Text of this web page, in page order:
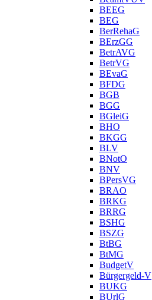
BEEG
BEG
BerRehaG
BErzGG
BetrAVG
BetrVG
BEvaG
BFDG
BGB
BGG
BGleiG
BHO
BKGG
BLV
BNotO
BNV
BPersVG
BRAO
BRKG
BRRG
BSHG
BSZG
BtBG
BtMG
BudgetV
Bürgergeld-V
BUKG
BUrlG